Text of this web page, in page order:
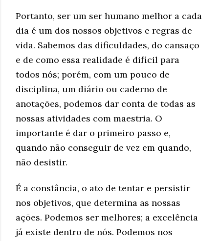
Portanto, ser um ser humano melhor a cada
dia é um dos nossos objetivos e regras de
vida. Sabemos das dificuldades, do cansaço
e de como essa realidade é difícil para
todos nós; porém, com um pouco de
disciplina, um diário ou caderno de
anotações, podemos dar conta de todas as
nossas atividades com maestria. O
importante é dar o primeiro passo e,
quando não conseguir de vez em quando,
não desistir.
É a constância, o ato de tentar e persistir
nos objetivos, que determina as nossas
ações. Podemos ser melhores; a excelência
já existe dentro de nós. Podemos nos